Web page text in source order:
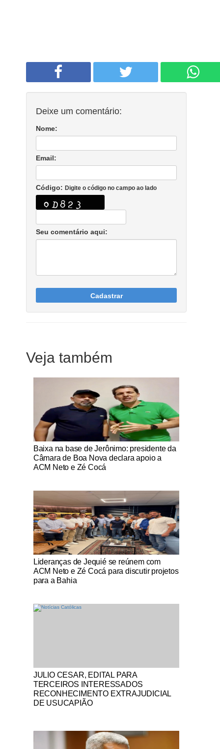
Deixe um comentário:
Nome:
Email:
Código: Digite o código no campo ao lado
Seu comentário aqui:
Cadastrar
Veja também
Notícias Católicas
Baixa na base de Jerônimo: presidente da
Câmara de Boa Nova declara apoio a
ACM Neto e Zé Cocá
Notícias Católicas
Lideranças de Jequié se reúnem com
ACM Neto e Zé Cocá para discutir projetos
para a Bahia
Notícias Católicas
JULIO CESAR, EDITAL PARA
TERCEIROS INTERESSADOS
RECONHECIMENTO EXTRAJUDICIAL
DE USUCAPIÃO